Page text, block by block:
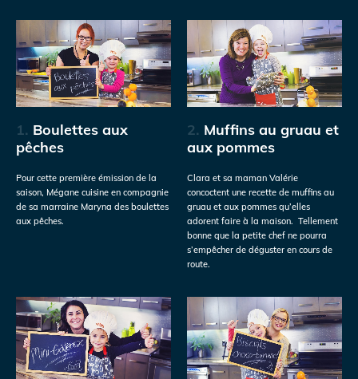
1. Boulettes aux
pêches
Pour cette première émission de la
saison, Mégane cuisine en compagnie
de sa marraine Maryna des boulettes
aux pêches.
2. Muffins au gruau et
aux pommes
Clara et sa maman Valérie
concoctent une recette de muffins au
gruau et aux pommes qu’elles
adorent faire à la maison. Tellement
bonne que la petite chef ne pourra
s’empêcher de déguster en cours de
route.